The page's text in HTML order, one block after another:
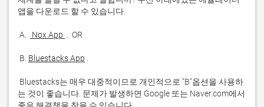
A. Nox App
B. Bluestacks App
는 것이 좋습니다. 문제가 발생하면 Google 또는 Naver.com에서